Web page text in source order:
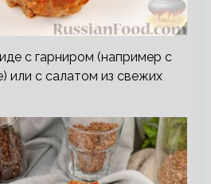
с гарниром (например с
или с салатом из свежих